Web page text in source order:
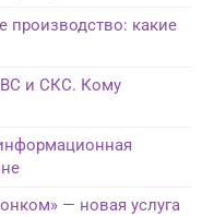
производство: какие
и СКС. Кому
— новая услуга